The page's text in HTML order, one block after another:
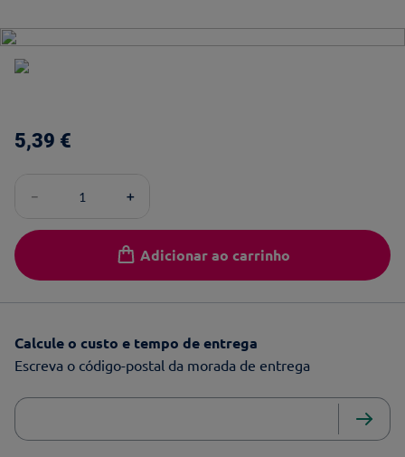
5,39 €
＋
－
Adicionar ao carrinho
Calcule o custo e tempo de entrega
Escreva o código-postal da morada de entrega